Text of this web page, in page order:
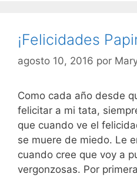
¡Felicidades
agosto 10, 2016 por
Como cada año desde
felicitar a mi tata,
que cuando ve el
se muere de miedo. Le
cuando cree que voy a
vergonzosas. Por